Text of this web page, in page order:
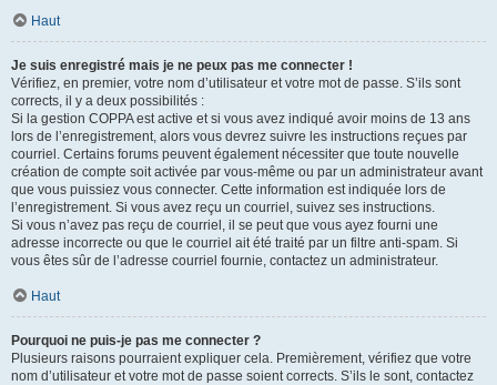
Haut
Je suis enregistré mais je ne peux pas me connecter !
Vérifiez, en premier, votre nom d’utilisateur et votre mot de passe. S’ils sont
corrects, il y a deux possibilités :
Si la gestion COPPA est active et si vous avez indiqué avoir moins de 13 ans
lors de l’enregistrement, alors vous devrez suivre les instructions reçues par
courriel. Certains forums peuvent également nécessiter que toute nouvelle
création de compte soit activée par vous-même ou par un administrateur avant
que vous puissiez vous connecter. Cette information est indiquée lors de
l’enregistrement. Si vous avez reçu un courriel, suivez ses instructions.
Si vous n’avez pas reçu de courriel, il se peut que vous ayez fourni une
adresse incorrecte ou que le courriel ait été traité par un filtre anti-spam. Si
vous êtes sûr de l’adresse courriel fournie, contactez un administrateur.
Haut
Pourquoi ne puis-je pas me connecter ?
Plusieurs raisons pourraient expliquer cela. Premièrement, vérifiez que votre
nom d’utilisateur et votre mot de passe soient corrects. S’ils le sont, contactez